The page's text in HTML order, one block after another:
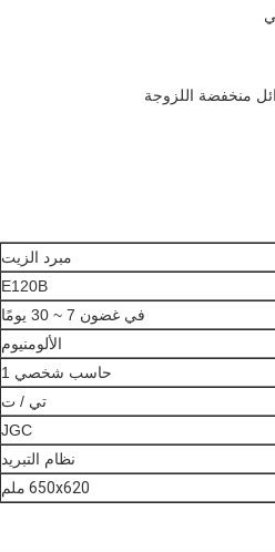
منخفضة اللزوجة
مبرد الزيت
E120B
في غضون 7 ~ 30 يومًا
الألومنيوم
حاسب شخصي 1
تي / ت
JGC
نظام التبريد
650x620 ملم